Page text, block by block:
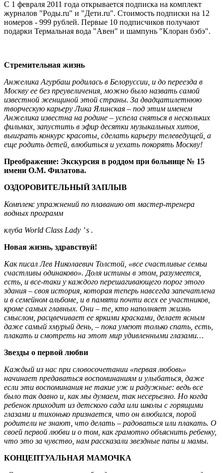
С 1 февраля 2011 года открывается подписка на комплект
журналов "Роды.ru" и "Дети.ru". Стоимость подписки на 12
номеров - 999 рублей. Первые 10 подписчиков получают
подарки Термальная вода "Авен" и шампунь "Клоран бэбэ".
Стремительная жизнь
Анжелика Агурбаш родилась в Белоруссии, и до переезда в
Москву ее без преувеличения, можно было назвать самой
известной женщиной этой страны. За двадцатилетнюю
творческую карьеру Лика Ялинская – под этим именем
Анжелика известна на родине – успела сняться в нескольких
фильмах, запустить в эфир десятки музыкальных хитов,
выиграть конкурс красоты, сделать карьеру телеведущей, а
еще родить детей, влюбиться и уехать покорять Москву!
Преображение: Экскурсия в роддом при больнице № 15
имени О.М. Филатова.
ОЗДОРОВИТЕЛЬНЫЙ ЗАПЛЫВ
Комплекс упражнений по плаванию от мастер-тренера
водных программ
клуба World Class Lady ’s .
Новая жизнь, здравствуй!
Как писал Лев Николаевич Толстой, «все счастливые семьи
счастливы одинаково». Доля истины в этом, разумеется,
есть, и все-таки у каждого перешагивающего порог этого
здания – своя история, которая теперь навсегда запечатлена
и в семейном альбоме, и в памяти почти всех ее участников,
кроме самых главных. Они – те, кто наполняет жизнь
смыслом, расцвечивает ее яркими красками, делает ясным
даже самый хмурый день, – пока умеют только спать, есть,
плакать и смотреть на этот мир удивленными глазами…
Звезды о первой любви
Каждый из нас при словосочетании «первая любовь»
начинает предаваться воспоминаниям и улыбаться, даже
если эти воспоминания не такие уж и радужные: ведь все
было так давно и, как мы думаем, так несерьезно. Но когда
ребенок приходит из детского сада или школы с горящими
глазами и тихонько признается, что он влюбился, порой
родители не знают, что делать – радоваться или плакать. О
своей первой любви и о том, как грамотно объяснить ребенку,
что это за чувство, нам рассказали звездные папы и мамы.
КОНЦЕПТУАЛЬНАЯ МАМОЧКА